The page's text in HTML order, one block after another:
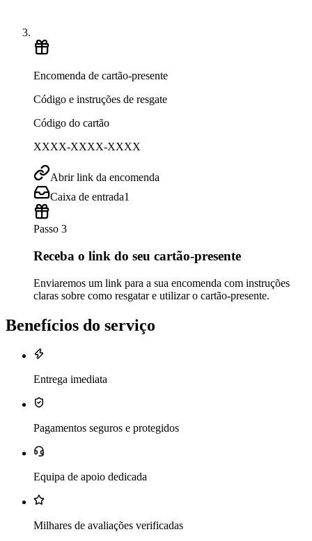
Encomenda de cartão-presente
Código e instruções de resgate
Código do cartão
XXXX-XXXX-XXXX
Abrir link da encomenda
Caixa de entrada1
Passo 3
Receba o link do seu cartão-presente
Enviaremos um link para a sua encomenda com instruções
claras sobre como resgatar e utilizar o cartão-presente.
Benefícios do serviço
Entrega imediata
Pagamentos seguros e protegidos
Equipa de apoio dedicada
Milhares de avaliações verificadas